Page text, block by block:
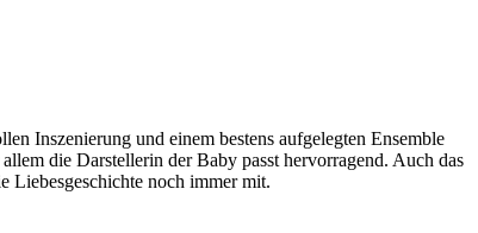
Inszenierung und einem bestens aufgelegten Ensemble
die Darstellerin der Baby passt hervorragend. Auch das
Liebesgeschichte noch immer mit.